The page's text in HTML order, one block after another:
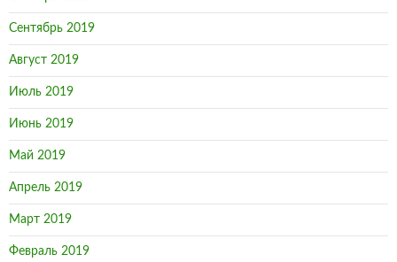
Сентябрь 2019
Август 2019
Июль 2019
Июнь 2019
Май 2019
Апрель 2019
Март 2019
Февраль 2019